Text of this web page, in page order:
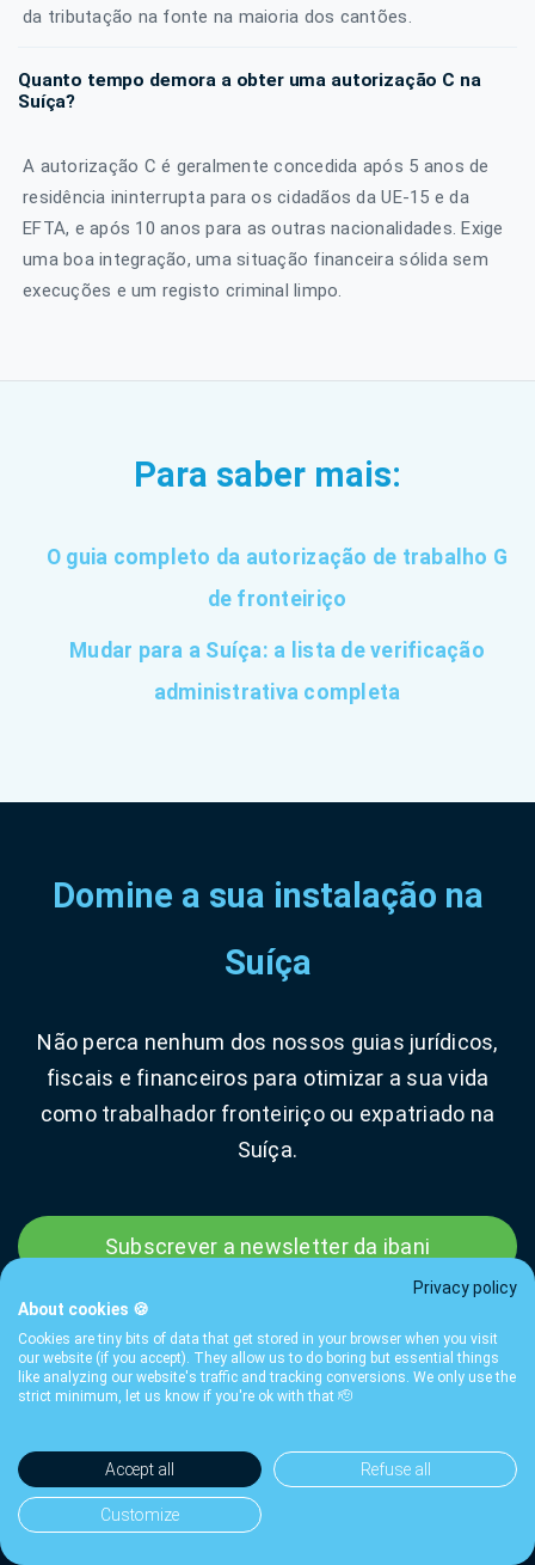
da tributação na fonte na maioria dos cantões.
Quanto tempo demora a obter uma autorização C na
Suíça?
A autorização C é geralmente concedida após 5 anos de
residência ininterrupta para os cidadãos da UE-15 e da
EFTA, e após 10 anos para as outras nacionalidades. Exige
uma boa integração, uma situação financeira sólida sem
execuções e um registo criminal limpo.
Para saber mais:
O guia completo da autorização de trabalho G
de fronteiriço
Mudar para a Suíça: a lista de verificação
administrativa completa
Domine a sua instalação na
Suíça
Não perca nenhum dos nossos guias jurídicos,
fiscais e financeiros para otimizar a sua vida
como trabalhador fronteiriço ou expatriado na
Suíça.
Subscrever a newsletter da ibani
© 2026 ibani SA — Genebra, Suíça · Intermediário financeiro
afiliado à SO-FIT ·llms.txt
Privacy policy
About cookies 🍪
Cookies are tiny bits of data that get stored in your browser when you visit
our website (if you accept). They allow us to do boring but essential things
like analyzing our website's traffic and tracking conversions. We only use the
strict minimum, let us know if you're ok with that 🫡
Accept all Refuse all
Customize